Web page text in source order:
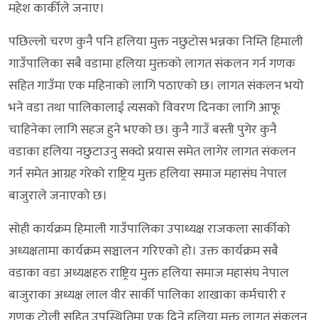
महेश कार्कीले जनाए।
पछिल्लो चरण कुनै पनि हलिया मुक्त नछुटोस भन्नका निम्ति हिमाली
गाउँपालिका सबै वडामा हलिया मुक्तको लागत संकलन गर्न गणक
सहित गाउँमा एक महिनाको लागि पठाएको छ। लागत संकलन भयो
भने वडा तथा पालिकालाई त्यसको विवरण दिनका लागि आफू
चाहिनेका लागि सहज हुने भएको छ। कुनै गाउँ बस्ती पुगेर कुनै
वडाका हलिया नछुटाउनु सक्दो प्रयास समेत लागेर लागत संकलन
गर्न समेत आग्रह गरेको राष्ट्रिय मुक्त हलिया समाज महासंघ नेपाल
बाजुराले जनाएको छ।
सोही कार्यक्रम हिमाली गाउँपालिका उपाध्यक्ष राजकला सार्कीको
अध्यक्षतामा कार्यक्रम सञ्चालन गरिएको हो। उक्त कार्यक्रम सबै
वडाका वडा अध्यक्षहरु राष्ट्रिय मुक्त हलिया समाज महासंघ नेपाल
बाजुराका अध्यक्ष लाल वीर सार्की पालिका शाखाका कर्मचारी र